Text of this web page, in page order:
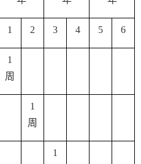
1 2 3 4 5 6
1
周
1
周
1